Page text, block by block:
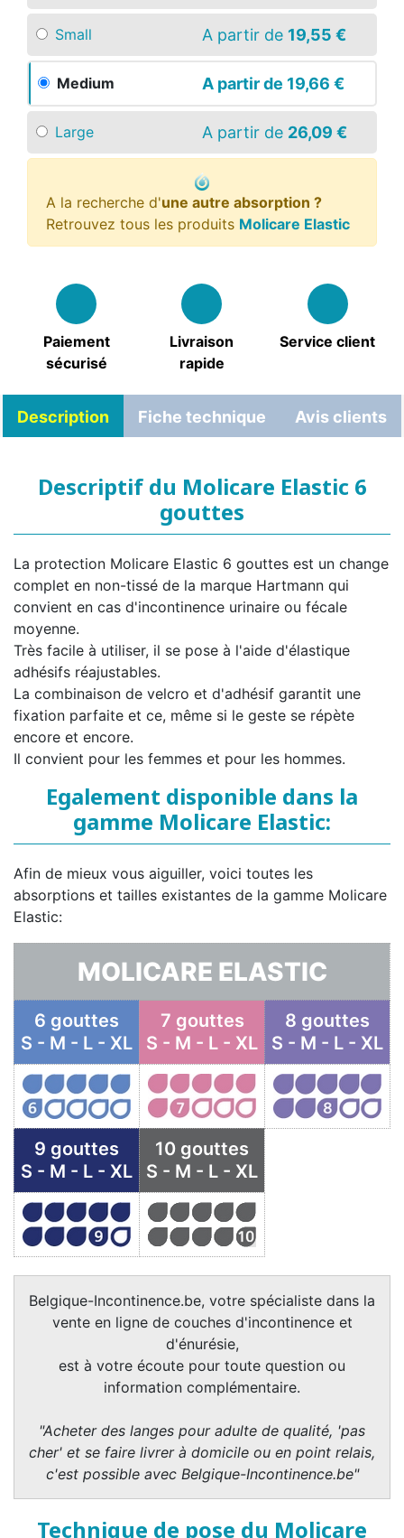
Small A partir de 19,55 €
Medium A partir de 19,66 €
Large A partir de 26,09 €
A la recherche d'une autre absorption ?
Retrouvez tous les produits Molicare Elastic
Paiement
sécurisé
Livraison
rapide
Service client
Description Fiche technique Avis clients
Descriptif du Molicare Elastic 6
gouttes
La protection Molicare Elastic 6 gouttes est un change
complet en non-tissé de la marque Hartmann qui
convient en cas d'incontinence urinaire ou fécale
moyenne.
Très facile à utiliser, il se pose à l'aide d'élastique
adhésifs réajustables.
La combinaison de velcro et d'adhésif garantit une
fixation parfaite et ce, même si le geste se répète
encore et encore.
Il convient pour les femmes et pour les hommes.
Egalement disponible dans la
gamme Molicare Elastic:
Afin de mieux vous aiguiller, voici toutes les
absorptions et tailles existantes de la gamme Molicare
Elastic:
MOLICARE ELASTIC
6 gouttes
S - M - L - XL
7 gouttes
S - M - L - XL
8 gouttes
S - M - L - XL
9 gouttes
S - M - L - XL
10 gouttes
S - M - L - XL
Belgique-Incontinence.be, votre spécialiste dans la
vente en ligne de couches d'incontinence et
d'énurésie,
est à votre écoute pour toute question ou
information complémentaire.
"Acheter des langes pour adulte de qualité, 'pas
cher' et se faire livrer à domicile ou en point relais,
c'est possible avec Belgique-Incontinence.be"
Technique de pose du Molicare